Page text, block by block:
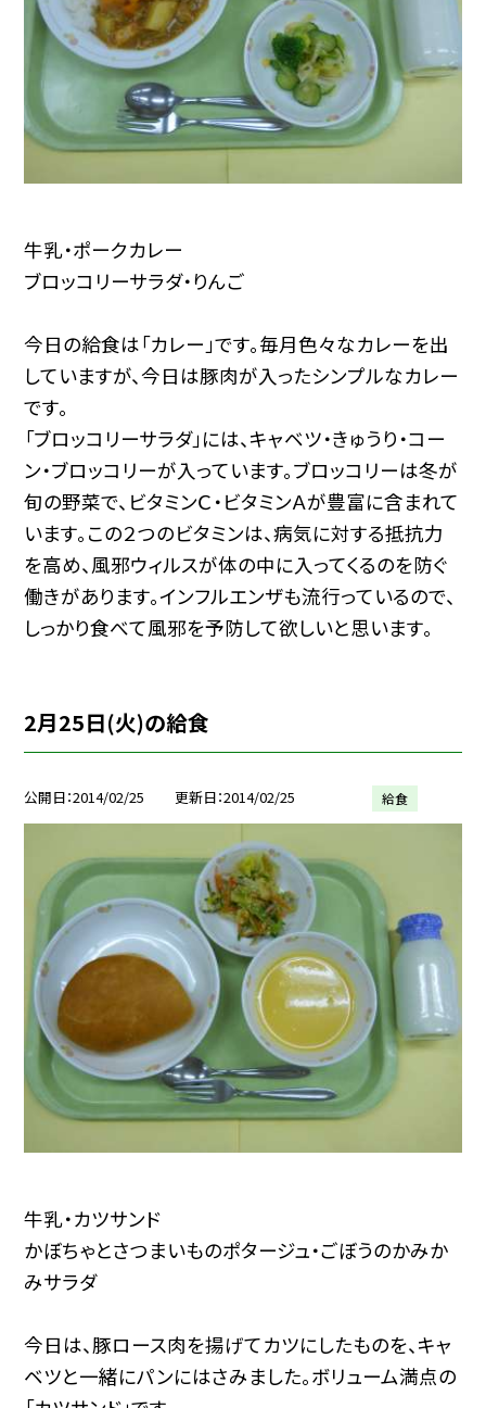
牛乳・ポークカレー
ブロッコリーサラダ・りんご
今日の給食は「カレー」です。毎月色々なカレーを出
していますが、今日は豚肉が入ったシンプルなカレー
です。
「ブロッコリーサラダ」には、キャベツ・きゅうり・コー
ン・ブロッコリーが入っています。ブロッコリーは冬が
旬の野菜で、ビタミンＣ・ビタミンＡが豊富に含まれて
います。この２つのビタミンは、病気に対する抵抗力
を高め、風邪ウィルスが体の中に入ってくるのを防ぐ
働きがあります。インフルエンザも流行っているので、
しっかり食べて風邪を予防して欲しいと思います。
2月25日(火)の給食
公開日 2014/02/25 更新日 2014/02/25 給食
牛乳・カツサンド
かぼちゃとさつまいものポタージュ・ごぼうのかみか
みサラダ
今日は、豚ロース肉を揚げてカツにしたものを、キャ
ベツと一緒にパンにはさみました。ボリューム満点の